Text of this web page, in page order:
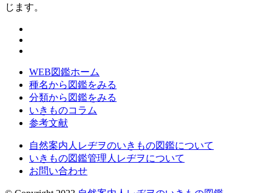
じます。
WEB図鑑ホーム
種名から図鑑をみる
分類から図鑑をみる
いきものコラム
参考文献
自然案内人レヂヲのいきもの図鑑について
いきもの図鑑管理人レヂヲについて
お問い合わせ